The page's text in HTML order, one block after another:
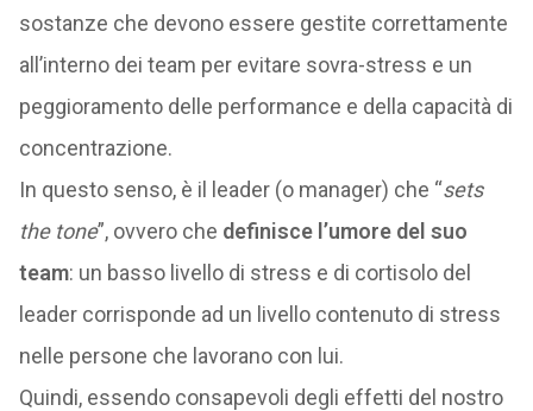
sostanze che devono essere gestite correttamente
all’interno dei team per evitare sovra-stress e un
peggioramento delle performance e della capacità di
concentrazione.
In questo senso, è il leader (o manager) che “sets
the tone”, ovvero che definisce l’umore del suo
team: un basso livello di stress e di cortisolo del
leader corrisponde ad un livello contenuto di stress
nelle persone che lavorano con lui.
Quindi, essendo consapevoli degli effetti del nostro